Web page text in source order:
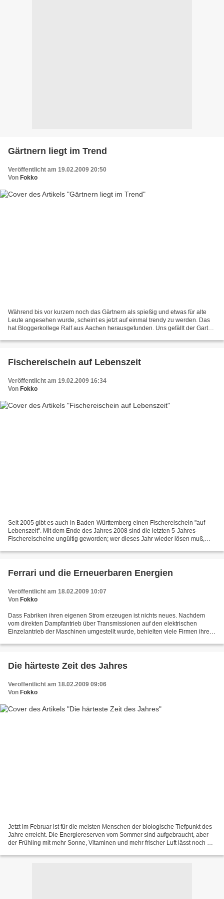
Gärtnern liegt im Trend
Veröffentlicht am 19.02.2009 20:50
Von Fokko
Während bis vor kurzem noch das Gärtnern als spießig und etwas für alte
Leute angesehen wurde, scheint es jetzt auf einmal trendy zu werden. Das
hat Bloggerkollege Ralf aus Aachen herausgefunden. Uns gefällt der Garten
Fischereischein auf Lebenszeit
Veröffentlicht am 19.02.2009 16:34
Von Fokko
Seit 2005 gibt es auch in Baden-Württemberg einen Fischereischein "auf
Lebenszeit". Mit dem Ende des Jahres 2008 sind die letzten 5-Jahres-
Fischereischeine ungültig geworden; wer dieses Jahr wieder lösen muß,
Ferrari und die Erneuerbaren Energien
Veröffentlicht am 18.02.2009 10:07
Von Fokko
Dass Fabriken ihren eigenen Strom erzeugen ist nichts neues. Nachdem
vom direkten Dampfantrieb über Transmissionen auf den elektrischen
Einzelantrieb der Maschinen umgestellt wurde, behielten viele Firmen ihre
Die härteste Zeit des Jahres
Veröffentlicht am 18.02.2009 09:06
Von Fokko
Jetzt im Februar ist für die meisten Menschen der biologische Tiefpunkt des
Jahre erreicht. Die Energiereserven vom Sommer sind aufgebraucht, aber
der Frühling mit mehr Sonne, Vitaminen und mehr frischer Luft lässt noch auf